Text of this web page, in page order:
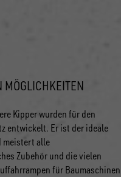
MÖGLICHKEITEN
Kipper wurden für den
entwickelt. Er ist der ideale
meistert alle
Zubehör und die vielen
für Baumaschinen